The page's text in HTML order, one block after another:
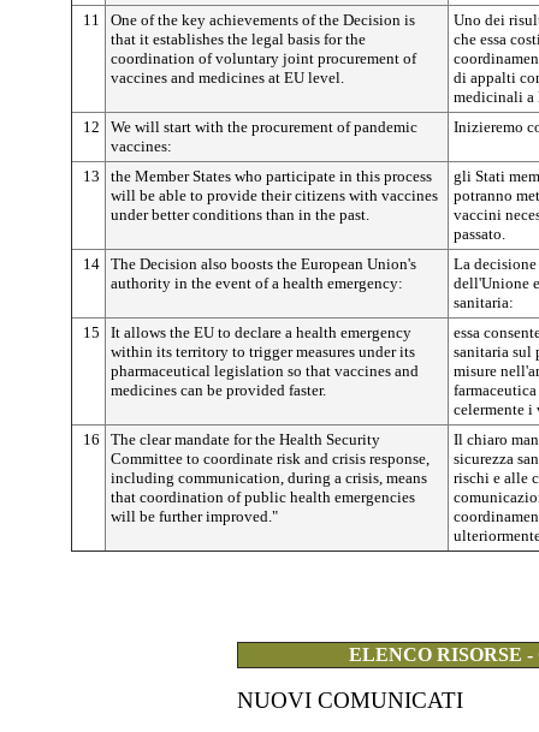
11
One of the key achievements of the Decision is
that it establishes the legal basis for the
coordination of voluntary joint procurement of
vaccines and medicines at EU level.
Uno dei
che essa
di appalti
medicinali
12
We will start with the procurement of pandemic
vaccines:
Inizieremo
13
the Member States who participate in this process
will be able to provide their citizens with vaccines
under better conditions than in the past.
gli Stati
potranno
vaccini
passato.
14 The Decision also boosts the European Union's
authority in the event of a health emergency:
La
dell'Unione
sanitaria:
15
It allows the EU to declare a health emergency
within its territory to trigger measures under its
pharmaceutical legislation so that vaccines and
medicines can be provided faster.
essa
sanitaria sul
misure
celermente
16
The clear mandate for the Health Security
Committee to coordinate risk and crisis response,
including communication, during a crisis, means
that coordination of public health emergencies
will be further improved."
Il chiaro
sicurezza
rischi e alle
ELENCO RISORSE
NUOVI COMUNICATI